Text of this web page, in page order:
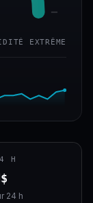
EXTRÊME
H
24 h